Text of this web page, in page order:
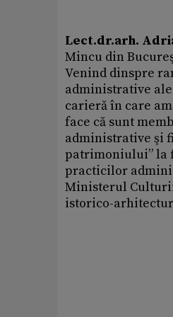
Lect.dr.arh.
Mincu din
Venind dinspre
administrative
carieră în care
face că sunt
administrative şi
patrimoniului” la
practicilor
Ministerul
istorico-